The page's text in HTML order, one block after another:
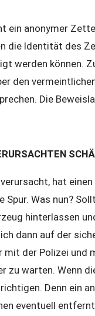
ein anonymer
die Identität des
werden können.
den
Die
hat
Was nun?
hinterlassen
dann auf der
mit der Polizei und
zu warten. Wenn
Denn ein
eventuell
taşınmaz
bu haberi